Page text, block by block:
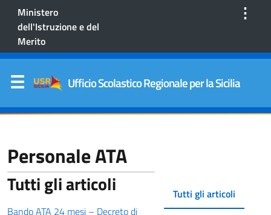
Ministero
dell'Istruzione e del
Merito
⋮
Ufficio Scolastico Regionale per la Sicilia
Personale ATA
Tutti gli articoli
Tutti gli articoli
Bando ATA 24 mesi – Decreto di